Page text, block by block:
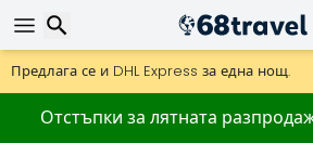
Получете безплатна доставка при
Предлага се и DHL Express за една нощ.
30 дни за връщане, 90 дни за дървени
Отстъпки за лятната
Търсене